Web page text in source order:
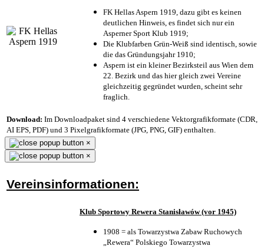
FK Hellas Aspern 1919, dazu gibt es keinen
deutlichen Hinweis, es findet sich nur ein
Asperner Sport Klub 1919;
Die Klubfarben Grün-Weiß sind identisch, sowie
die das Gründungsjahr 1910;
Aspern ist ein kleiner Bezirksteil aus Wien dem
22. Bezirk und das hier gleich zwei Vereine
gleichzeitig gegründet wurden, scheint sehr
fraglich.
Download: Im Downloadpaket sind 4 verschiedene Vektorgrafikformate (CDR,
AI EPS, PDF) und 3 Pixelgrafikformate (JPG, PNG, GIF) enthalten.
×
×
Vereinsinformationen:
Klub Sportowy Rewera Stanisławów (vor 1945)
1908 = als Towarzystwa Zabaw Ruchowych
„Rewera“ Polskiego Towarzystwa